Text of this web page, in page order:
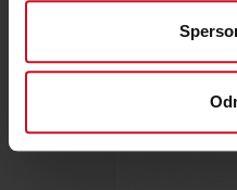
(fingerprinting, czyli
Dowiedz się więcej
dane są przetwarzane
zmienić lub wycofać swoją